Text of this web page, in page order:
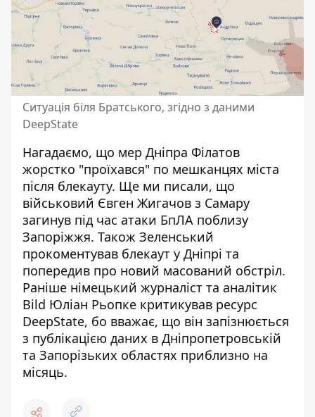
Ситуація біля Братського, згідно з даними
DeepState
Нагадаємо, що мер Дніпра Філатов
жорстко "проїхався" по мешканцях міста
після блекауту. Ще ми писали, що
військовий Євген Жигачов з Самару
загинув під час атаки БпЛА поблизу
Запоріжжя. Також Зеленський
прокоментував блекаут у Дніпрі та
попередив про новий масований обстріл.
Раніше німецький журналіст та аналітик
Bild Юліан Рьопке критикував ресурс
DeepState, бо вважає, що він запізнюється
з публікацією даних в Дніпропетровській
та Запорізьких областях приблизно на
місяць.